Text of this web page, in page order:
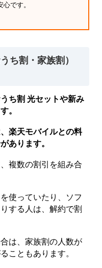
です。
ち割・家族割）
ち割 光セットや新み
。
楽天モバイルとの料
あります。
複数の割引を組み合
使っていたり、ソフ
する人は、解約で割
は、家族割の人数が
こともあります。